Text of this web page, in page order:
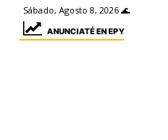
Sábado, Agosto 8, 2026 🌊
ANUNCIATÉ EN EPY